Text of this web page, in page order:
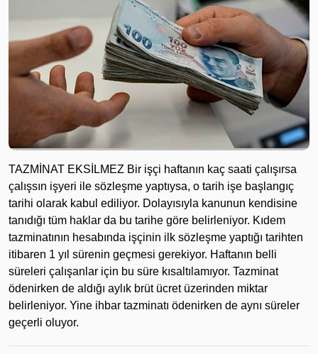
TAZMİNAT EKSİLMEZ Bir işçi haftanın kaç saati çalışırsa
çalışsın işyeri ile sözleşme yaptıysa, o tarih işe başlangıç
tarihi olarak kabul ediliyor. Dolayısıyla kanunun kendisine
tanıdığı tüm haklar da bu tarihe göre belirleniyor. Kıdem
tazminatının hesabında işçinin ilk sözleşme yaptığı tarihten
itibaren 1 yıl sürenin geçmesi gerekiyor. Haftanın belli
süreleri çalışanlar için bu süre kısaltılamıyor. Tazminat
ödenirken de aldığı aylık brüt ücret üzerinden miktar
belirleniyor. Yine ihbar tazminatı ödenirken de aynı süreler
geçerli oluyor.